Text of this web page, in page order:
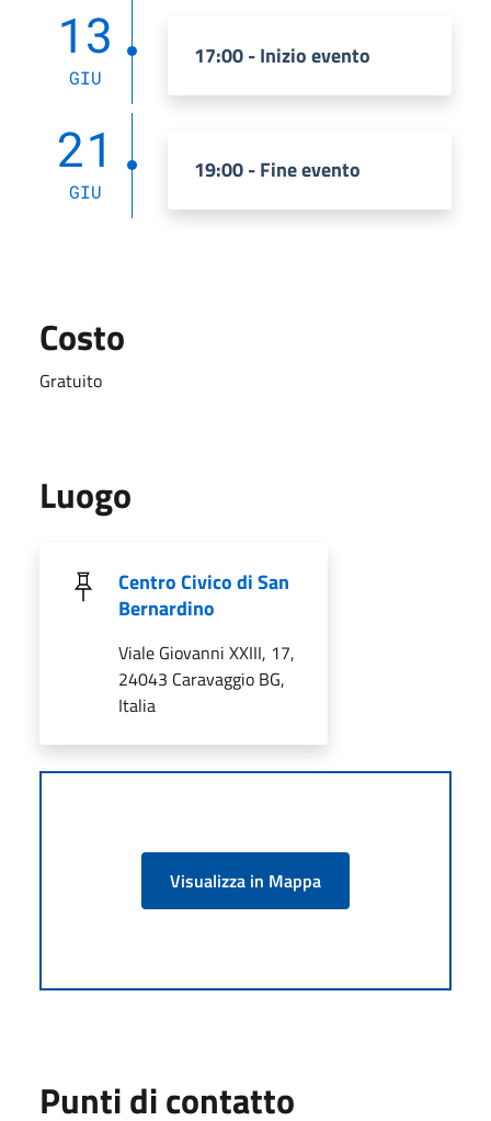
13
GIU
17:00 - Inizio evento
21
GIU
19:00 - Fine evento
Costo
Gratuito
Luogo
Centro Civico di San
Bernardino
Viale Giovanni XXIII, 17,
24043 Caravaggio BG,
Italia
Visualizza in Mappa
Punti di contatto